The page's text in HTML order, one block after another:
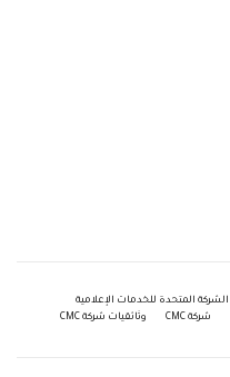
الشركة المتحدة للخدمات الإعلامية
شركة CMC وثائقيات شركة CMC